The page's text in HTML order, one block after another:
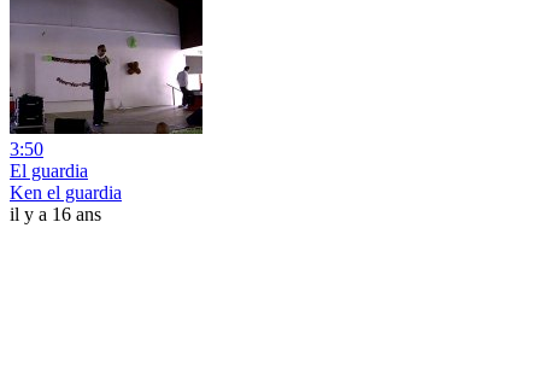
3:50
El guardia
Ken el guardia
il y a 16 ans